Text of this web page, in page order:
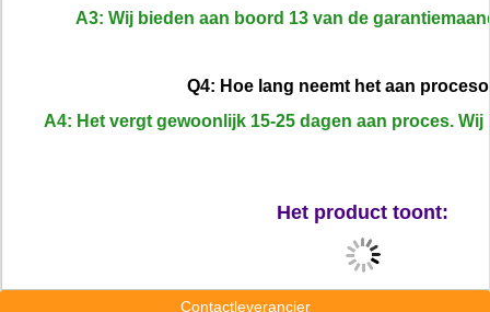
A3: Wij bieden aan boord 13 van de
Q4: Hoe lang neemt het aan
A4: Het vergt gewoonlijk 15-25 dagen aan proces.
Het product toont:
Contactleverancier